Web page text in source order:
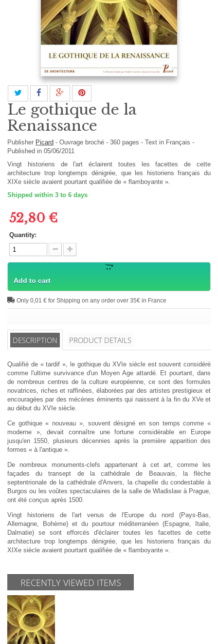
Le gothique de la
Renaissance
Publisher Picard - Ouvrage broché - 360 pages - Text in Français -
Published in 05/06/2011
Vingt historiens de l'art éclairent toutes les facettes de cette
architecture trop longtemps dénigrée, que les historiens français du
XIXe siècle avaient pourtant qualifiée de « flamboyante ».
Shipped within 3 to 6 days
52,80 €
Quantity:
Add to cart
Only 0,01 € for Shipping on any order over 35€ in France
DESCRIPTION PRODUCT DETAILS
Qualifié de « tardif », le gothique du XVIe siècle est souvent considéré
comme l'ultime survivance d'un Moyen Age attardé. Et pourtant, dans
de nombreux centres de la culture européenne, ce sont des formules
novatrices, riches et raffinées, élaborées par des artistes prestigieux et
encouragées par des mécènes éminents qui naissent à la fin du XVe et
au début du XVIe siècle.
Ce gothique « nouveau », souvent désigné en son temps comme «
moderne », devait connaître une fortune considérable en Europe
jusqu'en 1550, plusieurs décennies après la première apparition des
formes « à l'antique ».
De nombreux monuments-clefs appartenant à cet art, comme les
façades du transept de la cathédrale de Beauvais, la flèche
septentrionale de la cathédrale d'Anvers, la chapelle du condestable à
Burgos ou les voûtes spectaculaires de la salle de Wladislaw à Prague,
ont été conçus après 1500.
Vingt historiens de l'art venus de l'Europe du nord (Pays-Bas,
Allemagne, Bohème) et du pourtour méditerranéen (Espagne, Italie,
Dalmatie) se sont efforcés d'éclairer toutes les facettes de cette
architecture trop longtemps dénigrée, que les historiens français du
XIXe siècle avaient pourtant qualifiée de « flamboyante ».
RECENTLY VIEWED ITEMS